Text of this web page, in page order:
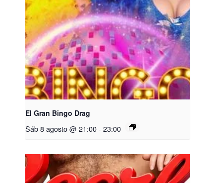
El Gran Bingo Drag
Sáb 8 agosto @ 21:00- 23:00